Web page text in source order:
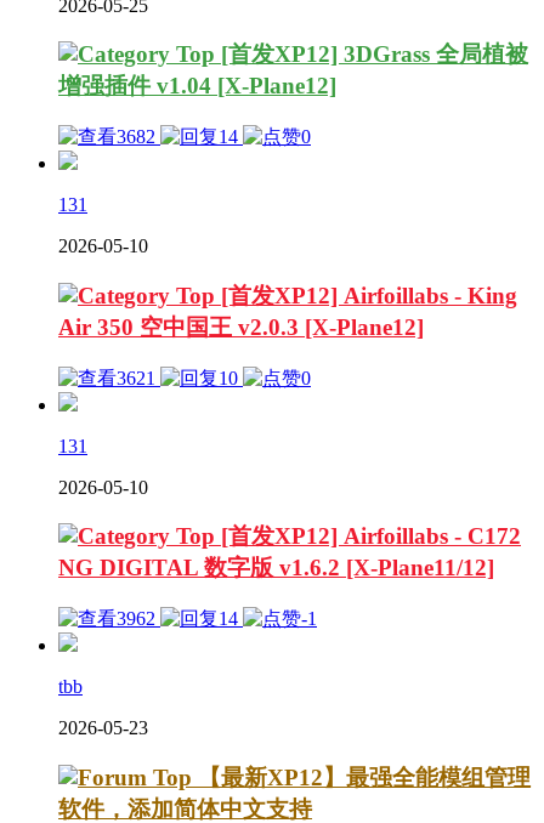
2026-05-25
[首发XP12] 3DGrass 全局植被
增强插件 v1.04 [X-Plane12]
3682 14 0
131
2026-05-10
[首发XP12] Airfoillabs - King
Air 350 空中国王 v2.0.3 [X-Plane12]
3621 10 0
131
2026-05-10
[首发XP12] Airfoillabs - C172
NG DIGITAL 数字版 v1.6.2 [X-Plane11/12]
3962 14 -1
tbb
2026-05-23
【最新XP12】最强全能模组管理
软件，添加简体中文支持